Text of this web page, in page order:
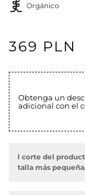
Orgánico
369 PLN
Obtenga un
adicional con el
l corte del
talla más